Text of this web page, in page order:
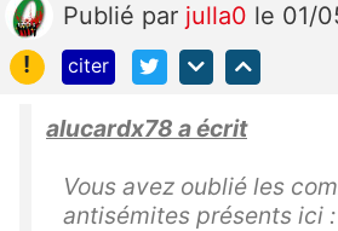
Publié par julla0 le 01/
!
citer
alucardx78 a écrit
Vous avez oublié les
antisémites présents ici :